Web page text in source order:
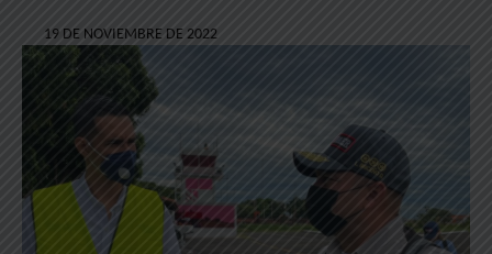
19 DE NOVIEMBRE DE 2022